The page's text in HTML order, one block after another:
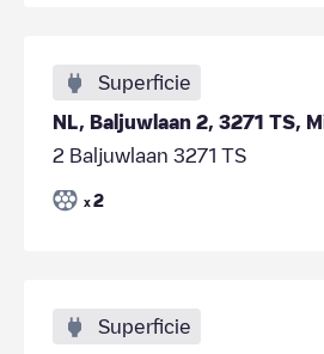
Superficie
NL, Baljuwlaan 2, 3271 TS,
2 Baljuwlaan 3271 TS
x 2
Superficie